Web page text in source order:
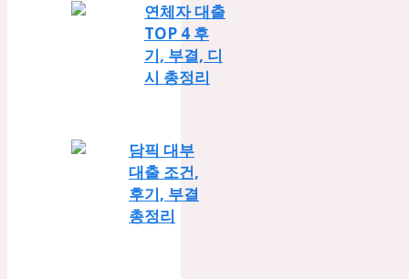
연체자 대출
TOP 4 후
기, 부결, 디
시 총정리
담픽 대부
대출 조건,
후기, 부결
총정리